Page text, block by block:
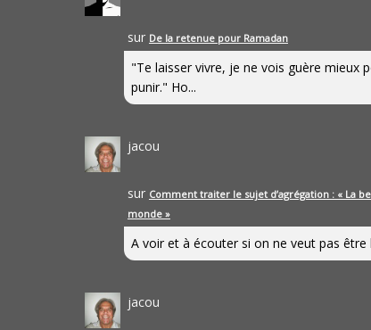
sur De la retenue pour Ramadan
"Te laisser vivre, je ne vois guère mieux
punir." Ho...
jacou
sur Comment traiter le sujet d’agrégation : « La
monde »
A voir et à écouter si on ne veut pas être
jacou